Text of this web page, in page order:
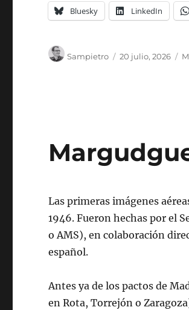
Bluesky LinkedIn
Sampietro 20 julio, 2026
Las primeras imágenes
1946. Fueron hechas por el
o AMS), en colaboración
español.
Antes ya de los pactos de
en Rota, Torrejón o